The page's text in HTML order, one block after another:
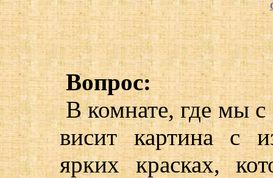
Вопрос:
В комнате, где мы
висит картина с
ярких красках,